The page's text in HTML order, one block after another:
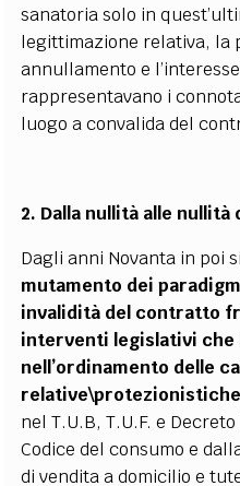
sanatoria solo in
legittimazione relativa, la
annullamento e
rappresentavano i
luogo a convalida del
2. Dalla nullità alle
Dagli anni Novanta in poi
mutamento dei
invalidità del contratto
interventi legislativi
nell’ordinamento delle
relative\protezionistiche
nel T.U.B, T.U.F. e
Codice del consumo e
di vendita a domicilio e